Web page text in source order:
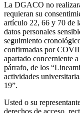
La DGACO no
requieran su
artículo 22, 66 y 70 de
datos personales
seguimiento
confirmadas por
apartado concerniente
párrafo, de los
actividades
19”.
Usted o su